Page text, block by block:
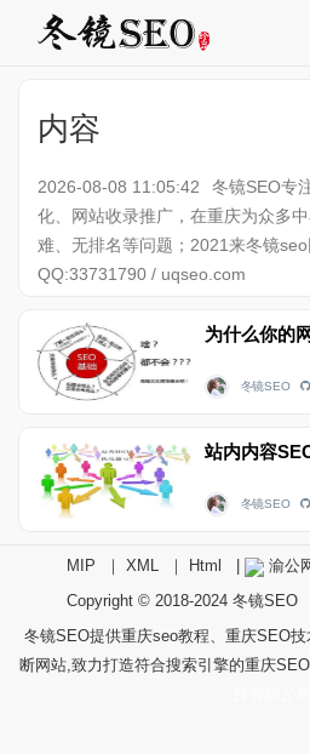
内容
2026-08-08 11:05:42
冬镜SEO专
化、网站收录推广，在重庆为众多
难、无排名等问题；2021来冬镜seo
QQ:33731790 / uqseo.com
冬镜SEO
站内内容
冬镜SEO
MIP ｜ XML ｜ Html
渝公
Copyright © 2018-2024 冬镜SEO
冬镜SEO提供重庆seo教程、重庆SEO
断网站,致力打造符合搜索引擎的重庆